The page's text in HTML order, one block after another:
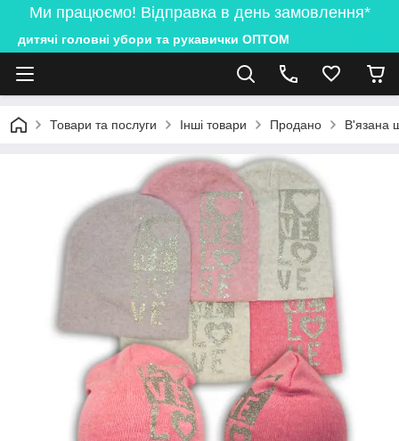
Ми працюємо! Відправка в день замовлення*
дитячі головні убори та рукавички ОПТОМ
Товари та послуги Інші товари Продано В'язана